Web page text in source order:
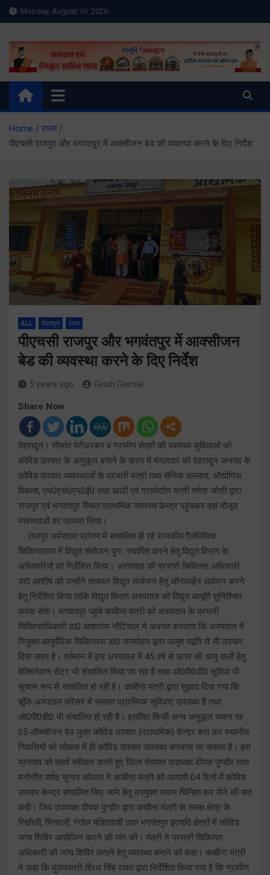
Skip
to
Monday, August 10, 2026
Meru Raibar | Uttarakhand
News | Uttarkashi News
meruraibar.com
Home
राज्य
पीएचसी राजपुर और भगवंतपुर में आक्सीजन बेड की व्यवस्था करने के दिए निर्देश
ALL देहरादून राज्य
पीएचसी राजपुर और भगवंतपुर में आक्सीजन
बेड की व्यवस्था करने के दिए निर्देश
5 years ago Girish Gairola
Share Now
देहरादून। सीमांत पेरीअरबन व ग्रामीण क्षेत्रों की स्वास्थ्य सुविधाओं को
कोविड उपचार के अनुकूल बनाने के क्रम में मंगलवार को देहरादून जनपद के
कोविड उपचार व्यवस्थाओं के प्रभारी मंत्री तथा सैनिक कल्याण, औद्योगिक
विकास, एम0एस0एम0ई0 तथा खादी एवं ग्रामोद्योग मंत्री गणेश जोशी द्वारा
राजपुर एवं भगवंतपुर स्थित प्राथमिक स्वास्थ्य केन्द्र पहुंचकर वहां मौजूद
व्यवस्थाओं का जायजा लिया।
राजपुर धर्मशाला प्रांगण में संचालित हो रहे राजकीय एैलोपेथिक
चिकित्सालय में विद्युत संयोजन पुनः स्थापित करने हेतु विद्युत विभाग के
अधिकारियों को निर्देशित किया। अस्पताल की प्रभारी चिकित्सा अधिकारी
डा0 आशीष को उन्होंने तत्काल विद्युत संयोजन हेतु ऑनलाईन आवेदन करने
हेतु निर्देशित किया ताकि विद्युत विभाग अस्पताल को विद्युत आपूर्ति सुनिश्चित
करवा सके। भगवंतपुर पहुंचे काबीना मंत्री को अस्पताल के प्रभारी
चिकित्साधिकारी डा0 आशाराम नौटियाल ने अवगत करवाया कि अस्पताल में
नियुक्त आयुर्वेदिक चिकित्सक डा0 जगमोहन द्वारा आयुष पद्वति से भी उपचार
दिया जाता है। वर्तमान में इस अस्पताल में 45 वर्ष से ऊपर की आयु वालों हेतु
वेक्सिनेशन सेंटर भी संचालित किया जा रहा है तथा ओ0पी0डी0 सुविधा भी
सुचारू रूप से संचालित हो रही है। काबीना मंत्री द्वारा सुझाव दिया गया कि
चूंकि अस्पताल परिसर में समस्त प्रारम्भिक सुविधाएं उपलब्ध हैं तथा
ओ0पी0डी0 भी संचालित हो रही है। इसलिए किसी अन्य अनुकूल स्थान पर
05 ऑक्सीजन बेड युक्त कोविड उपचार (प्राथमिक) केन्द्र बना कर स्थानीय
निवासियों को लोकल में ही कोविड उपचार उपलब्ध करवाया जा सकता है। इस
प्रस्ताव को सहर्ष स्वीकार करते हुए जिला पंचायत उपाध्यक्ष दीपक पुण्डीर तथा
मनोनीत पार्षद सुन्दर कोठाल ने काबीना मंत्री को आगामी 04 दिनों में कोविड
उपचार केन्द्र संचालित किए जाने हेतु उपयुक्त स्थान चिन्हित कर लेने की बात
कही। जिपं उपाध्यक्ष दीपक पुण्डीर द्वारा काबीना मंत्री के समक्ष क्षेत्र के
रिखोली, भितरली, गंगोल पंडितवाडी तथा भगवंतपुर इत्यादि क्षेत्रों में कोविड
जांच शिविर आयोजिन करने की मांग की। मंत्री ने प्रभारी चिकित्सा
अधिकारी को जांच शिविर लगाने हेतु व्यवस्था बनाने को कहा। काबीना मंत्री
ने कहा कि मुख्यमंत्री तीरथ सिंह रावत द्वारा निर्देशित किया गया है कि ग्रामीण